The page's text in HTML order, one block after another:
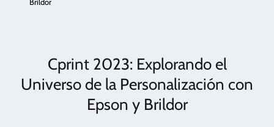
Cprint 2023: Explorando el
Universo de la Personalización con
Epson y Brildor